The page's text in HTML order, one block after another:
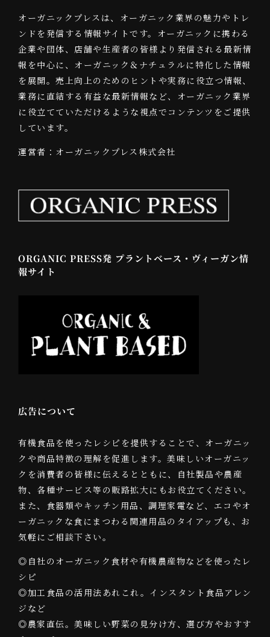
オーガニックプレスは、オーガニック業界の魅力やトレ
ンドを発信する情報サイトです。オーガニックに携わる
企業や団体、店舗や生産者の皆様より発信される最新情
報を中心に、オーガニック＆ナチュラルに特化した情報
を展開。売上向上のためのヒントや実務に役立つ情報、
業務に直結する有益な最新情報など、オーガニック業界
に役立てていただけるような視点でコンテンツをご提供
しています。
運営者：オーガニックプレス株式会社
ORGANIC PRESS発 プラントベース・ヴィーガン情
報サイト
広告について
有機食品を使ったレシピを提供することで、オーガニッ
クや商品特徴の理解を促進します。美味しいオーガニッ
クを消費者の皆様に伝えるとともに、自社製品や農産
物、各種サービス等の販路拡大にもお役立てください。
また、食器類やキッチン用品、調理家電など、エコやオ
ーガニックな食にまつわる関連用品のタイアップも、お
気軽にご相談下さい。
◎自社のオーガニック食材や有機農産物などを使ったレ
シピ
◎加工食品の活用法あれこれ。インスタント食品アレン
ジなど
◎農家直伝。美味しい野菜の見分け方、選び方やおすす